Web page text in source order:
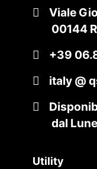
Viale
00144
+39
italy @
dal
Utility